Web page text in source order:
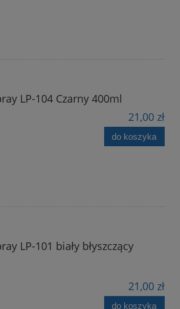
LP-104 Czarny 400ml
21,00 zł
do koszyka
LP-101 biały błyszczący
21,00 zł
do koszyka